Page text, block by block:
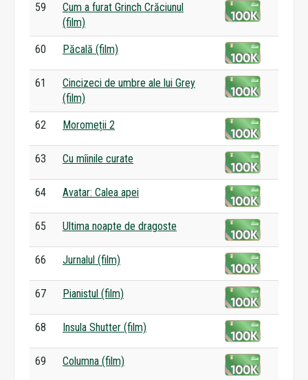
59
Cum a furat Grinch Crăciunul
(film)
60 Păcală (film)
61
Cincizeci de umbre ale lui Grey
(film)
62 Moromeții 2
63 Cu mîinile curate
64 Avatar: Calea apei
65 Ultima noapte de dragoste
66 Jurnalul (film)
67 Pianistul (film)
68 Insula Shutter (film)
69 Columna (film)